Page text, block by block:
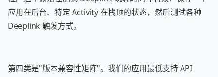
应用在后台、特定 Activity 在栈顶的状态，然后测试各种
Deeplink 触发方式。
第四类是"版本兼容性矩阵"。我们的应用最低支持 API